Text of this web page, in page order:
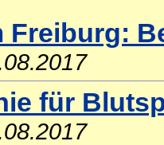
Freiburg:
für